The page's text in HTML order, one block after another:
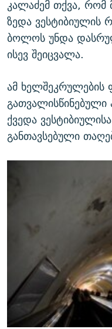
კალაძემ თქვა, რომ
ზედა ვესტიბიულის
ბოლოს უნდა
ისევ შეიცვალა.
ამ ხელშეკრულების
ქვედა
განთავსებული